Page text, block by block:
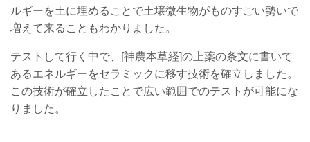
ルギーを土に埋めることで土壌微生物がものすごい勢いで
増えて来ることもわかりました。
テストして行く中で、[神農本草経]の上薬の条文に書いて
あるエネルギーをセラミックに移す技術を確立しました。
この技術が確立したことで広い範囲でのテストが可能にな
りました。